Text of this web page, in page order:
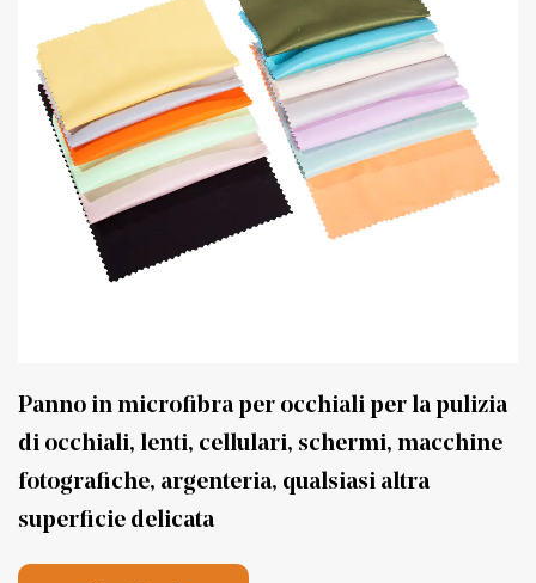
Panno in microfibra per occhiali per la pulizia
di occhiali, lenti, cellulari, schermi, macchine
fotografiche, argenteria, qualsiasi altra
superficie delicata